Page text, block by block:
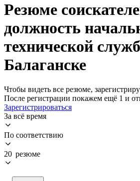
Резюме
должность
технической
Балаганске
Чтобы видеть все резюме,
После регистрации покажем ещё 1 и
Зарегистрироваться
За всё время
По соответствию
20 резюме